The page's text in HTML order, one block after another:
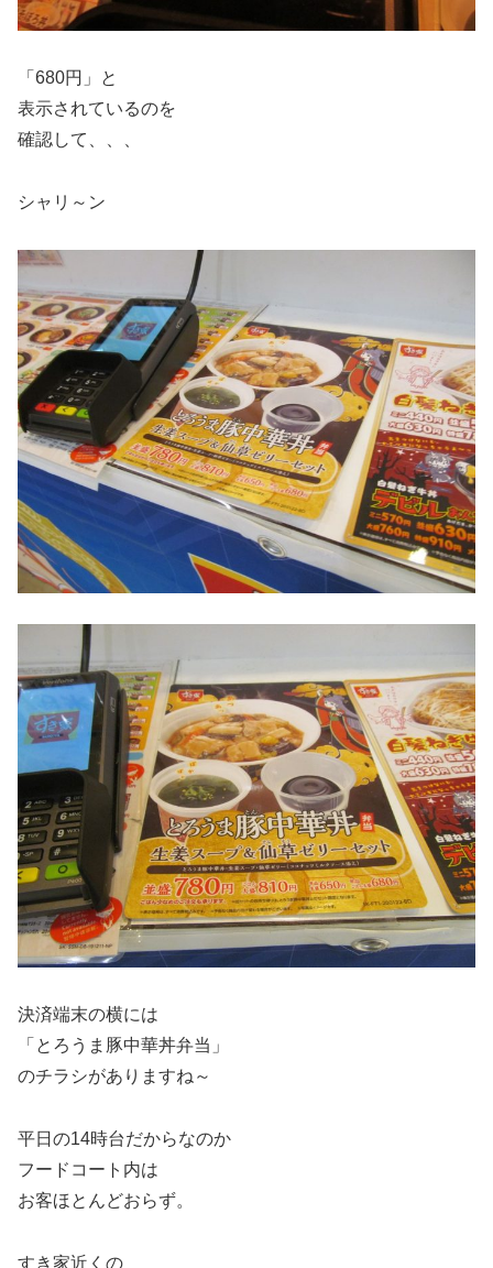
「680円」と
表示されているのを
確認して、、、
シャリ～ン
決済端末の横には
「とろうま豚中華丼弁当」
のチラシがありますね～
平日の14時台だからなのか
フードコート内は
お客ほとんどおらず。
すき家近くの